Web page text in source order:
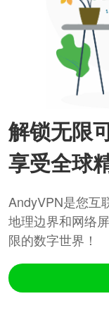
解锁无限
享受全球
AndyVPN是您互
地理边界和网络
限的数字世界！